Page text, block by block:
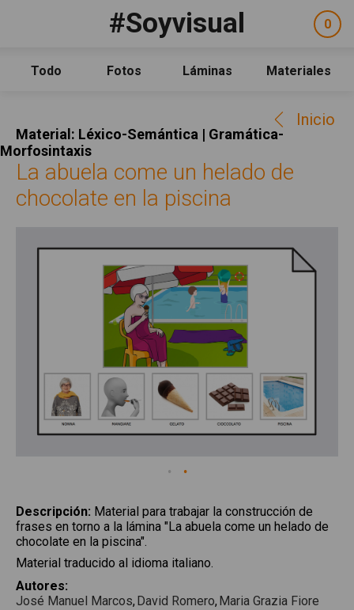
#Soyvisual
Todo
Fotos Láminas Materiales
0
Material: Léxico-Semántica | Gramática-
Morfosintaxis
Inicio
La abuela come un helado de
chocolate en la piscina
Descripción: Material para trabajar la construcción de
frases en torno a la lámina "La abuela come un helado de
chocolate en la piscina".
Material traducido al idioma italiano.
Autores:
José Manuel Marcos David Romero Maria Grazia Fiore
FacebookYouTubeTwitter
Qué es #Soyvisual
Guía de uso
Contacto
Legal
Política de uso
Aviso Legal